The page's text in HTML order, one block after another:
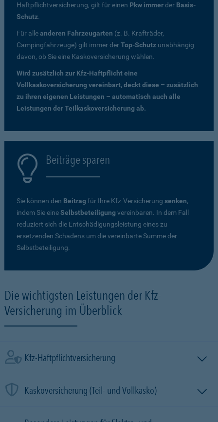
Haftpflichtversicherung, gilt für einen Pkw immerder Basis-
Schutz.
Für alleanderen Fahrzeugarten (z. B. Krafträder,
Campingfahrzeuge) gilt immer derTop-Schutz unabhängig
davon, ob Sie eine Kaskoversicherung wählen.
Wird zusätzlich zur Kfz-Haftpflicht eine
Vollkaskoversicherung vereinbart, deckt diese – zusätzlich
zu ihren eigenen Leistungen – automatisch auch alle
Leistungen der Teilkaskoversicherung ab.
Beiträge sparen
Sie können den Beitrag für Ihre Kfz-Versicherung senken,
indem Sie eineSelbstbeteiligung vereinbaren. In dem Fall
reduziert sich die Entschädigungsleistung eines zu
ersetzenden Schadens um die vereinbarte Summe der
Selbstbeteiligung.
Die wichtigsten Leistungen der Kfz-
Versicherung im Überblick
Kfz-Haftpflichtversicherung
Kaskoversicherung (Teil- und Vollkasko)